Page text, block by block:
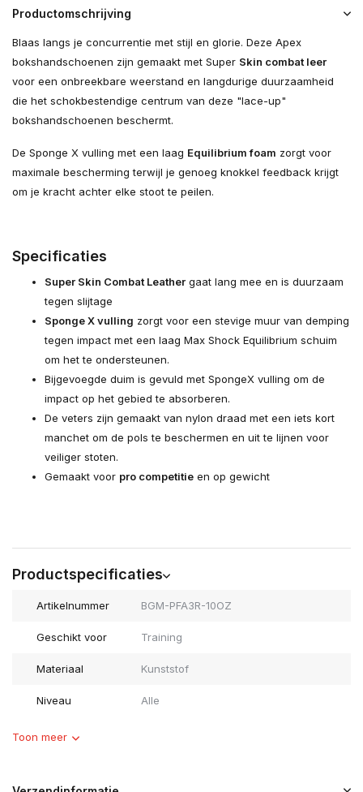
Productomschrijving
Blaas langs je concurrentie met stijl en glorie. Deze Apex
bokshandschoenen zijn gemaakt met Super Skin combat leer
voor een onbreekbare weerstand en langdurige duurzaamheid
die het schokbestendige centrum van deze "lace-up"
bokshandschoenen beschermt.
De Sponge X vulling met een laag Equilibrium foam zorgt voor
maximale bescherming terwijl je genoeg knokkel feedback krijgt
om je kracht achter elke stoot te peilen.
Specificaties
Super Skin Combat Leather gaat lang mee en is duurzaam
tegen slijtage
Sponge X vulling zorgt voor een stevige muur van demping
tegen impact met een laag Max Shock Equilibrium schuim
om het te ondersteunen.
Bijgevoegde duim is gevuld met SpongeX vulling om de
impact op het gebied te absorberen.
De veters zijn gemaakt van nylon draad met een iets kort
manchet om de pols te beschermen en uit te lijnen voor
veiliger stoten.
Gemaakt voor pro competitie en op gewicht
Productspecificaties
Artikelnummer BGM-PFA3R-10OZ
Geschikt voor Training
Materiaal Kunststof
Niveau Alle
Toon meer